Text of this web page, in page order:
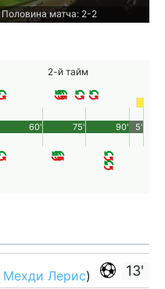
Половина матча: 2-2
2-й тайм
90'
60' 75' 5'
13'
Мехди Лерис)